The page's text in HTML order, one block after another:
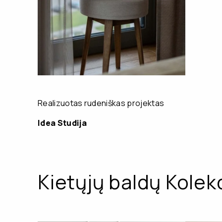
Realizuotas rudeniškas projektas
Idea Studija
Kietųjų baldų